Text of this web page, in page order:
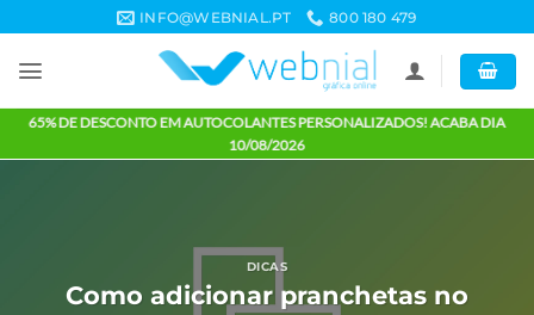
content
INFO@WEBNIAL.PT 800 180 479
65% DE DESCONTO EM AUTOCOLANTES PERSONALIZADOS!
10/08/2026
DICAS